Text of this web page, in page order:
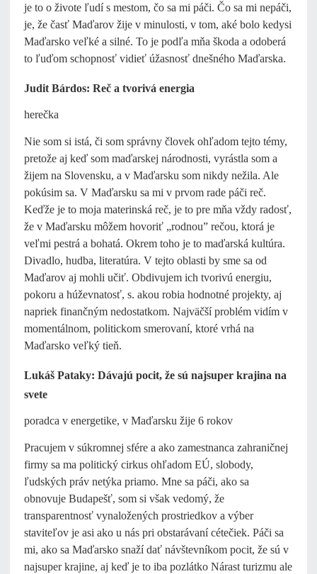
je to o živote ľudí s mestom, čo sa mi páči. Čo sa mi nepáči,
je, že časť Maďarov žije v minulosti, v tom, aké bolo kedysi
Maďarsko veľké a silné. To je podľa mňa škoda a odoberá
to ľuďom schopnosť vidieť úžasnosť dnešného Maďarska.
Judit Bárdos: Reč a tvorivá energia
herečka
Nie som si istá, či som správny človek ohľadom tejto témy,
pretože aj keď som maďarskej národnosti, vyrástla som a
žijem na Slovensku, a v Maďarsku som nikdy nežila. Ale
pokúsim sa. V Maďarsku sa mi v prvom rade páči reč.
Keďže je to moja materinská reč, je to pre mňa vždy radosť,
že v Maďarsku môžem hovoriť „rodnou” rečou, ktorá je
veľmi pestrá a bohatá. Okrem toho je to maďarská kultúra.
Divadlo, hudba, literatúra. V tejto oblasti by sme sa od
Maďarov aj mohli učiť. Obdivujem ich tvorivú energiu,
pokoru a húževnatosť, s. akou robia hodnotné projekty, aj
napriek finančným nedostatkom. Najväčší problém vidím v
momentálnom, politickom smerovaní, ktoré vrhá na
Maďarsko veľký tieň.
Lukáš Pataky: Dávajú pocit, že sú najsuper krajina na
svete
poradca v energetike, v Maďarsku žije 6 rokov
Pracujem v súkromnej sfére a ako zamestnanca zahraničnej
firmy sa ma politický cirkus ohľadom EÚ, slobody,
ľudských práv netýka priamo. Mne sa páči, ako sa
obnovuje Budapešť, som si však vedomý, že
transparentnosť vynaložených prostriedkov a výber
staviteľov je asi ako u nás pri obstarávaní cétečiek. Páči sa
mi, ako sa Maďarsko snaží dať návštevníkom pocit, že sú v
najsuper krajine, aj keď je to iba pozlátko Nárast turizmu ale